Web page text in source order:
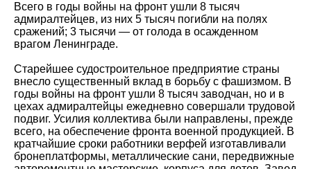
Всего в годы войны на фронт ушли 8 тысяч
адмиралтейцев, из них 5 тысяч погибли на полях
сражений; 3 тысячи — от голода в осажденном
врагом Ленинграде.
Старейшее судостроительное предприятие страны
внесло существенный вклад в борьбу с фашизмом. В
годы войны на фронт ушли 8 тысяч заводчан, но и в
цехах адмиралтейцы ежедневно совершали трудовой
подвиг. Усилия коллектива были направлены, прежде
всего, на обеспечение фронта военной продукцией. В
кратчайшие сроки работники верфей изготавливали
бронеплатформы, металлические сани, передвижные